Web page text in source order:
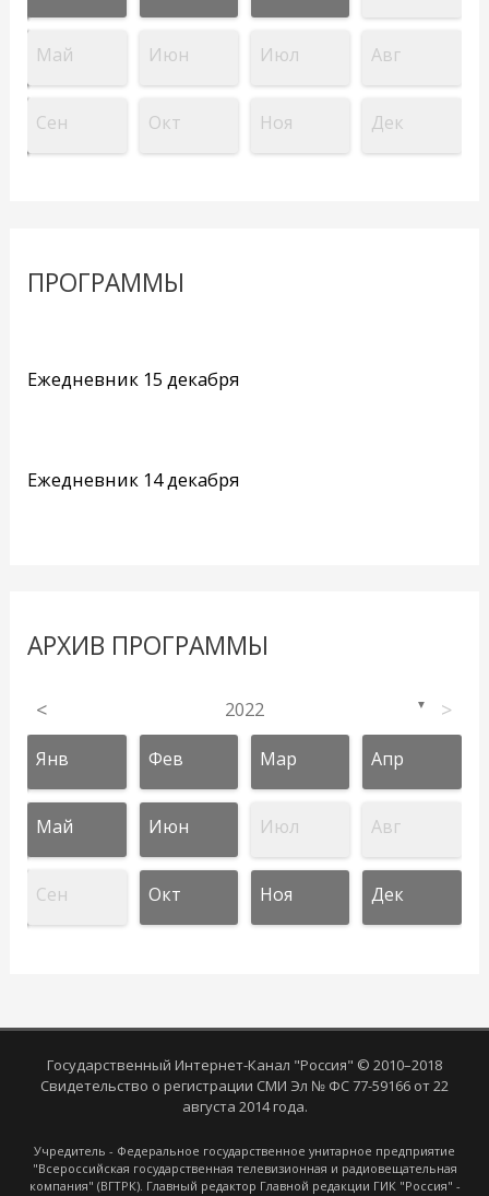
Май Июн Июл Авг
Сен Окт Ноя Дек
ПРОГРАММЫ
Ежедневник 15 декабря
Ежедневник 14 декабря
АРХИВ ПРОГРАММЫ
< 2022 ▼ >
Янв Фев Мар Апр
Май Июн Июл Авг
Сен Окт Ноя Дек
Государственный Интернет-Канал "Россия" © 2010–2018
Свидетельство о регистрации СМИ Эл № ФС 77-59166 от 22
августа 2014 года.
Учредитель - Федеральное государственное унитарное предприятие
"Всероссийская государственная телевизионная и радиовещательная
компания" (ВГТРК). Главный редактор Главной редакции ГИК "Россия" -